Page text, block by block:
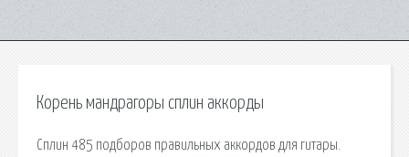
Корень мандрагоры сплин аккорды
Сплин 485 подборов правильных аккордов для гитары.